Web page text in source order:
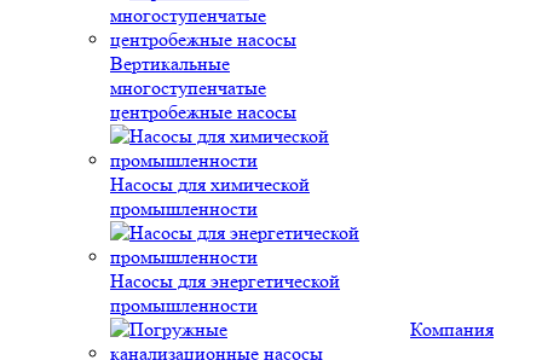
Вертикальные
многоступенчатые
центробежные насосы
Насосы для химической
промышленности
Насосы для энергетической
промышленности
Компания